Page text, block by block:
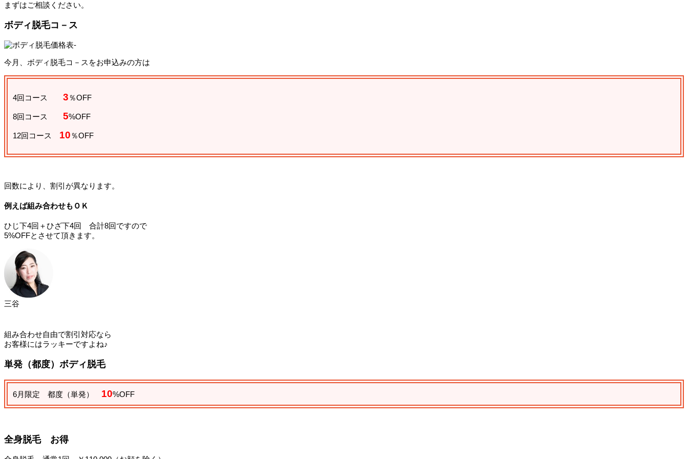
まずはご相談ください。
ボディ脱毛コ－ス
今月、ボディ脱毛コ－スをお申込みの方は
4回コース 3 ％OFF
8回コース 5%OFF
12回コース 10 ％OFF
回数により、割引が異なります。
例えば組み合わせもＯＫ
ひじ下4回＋ひざ下4回 合計8回ですので
5%OFFとさせて頂きます。
三谷
組み合わせ自由で割引対応なら
お客様にはラッキーですよね♪
単発（都度）ボディ脱毛
6月限定 都度（単発） 10%OFF
全身脱毛 お得